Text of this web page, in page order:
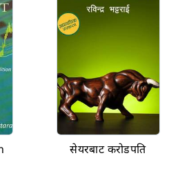
सेयरबाट करोडपति